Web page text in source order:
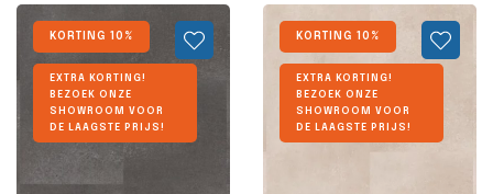
KORTING 10%
EXTRA KORTING!
BEZOEK ONZE
SHOWROOM VOOR
DE LAAGSTE PRIJS!
KORTING 10%
EXTRA KORTING!
BEZOEK ONZE
SHOWROOM VOOR
DE LAAGSTE PRIJS!